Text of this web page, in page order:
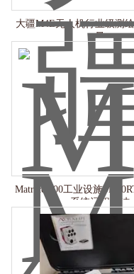
大疆M4E无人机行业级测
量
Matrice 400工业设施
系统远程清洁